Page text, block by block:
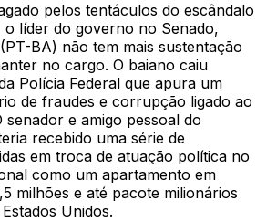
pelos tentáculos do escândalo
o líder do governo no Senado,
BA) não tem mais sustentação
no cargo. O baiano caiu
Polícia Federal que apura um
de fraudes e corrupção ligado ao
senador e amigo pessoal do
recebido uma série de
em troca de atuação política no
como um apartamento em
milhões e até pacote milionários
Unidos.